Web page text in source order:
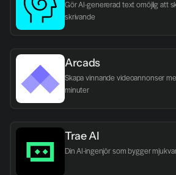
Gör AI-genererad text omöjlig att
skrivande
Arcads
Skapa vinnande videoannonser
minuter
Trae AI
Din AI-ingenjör som bygger